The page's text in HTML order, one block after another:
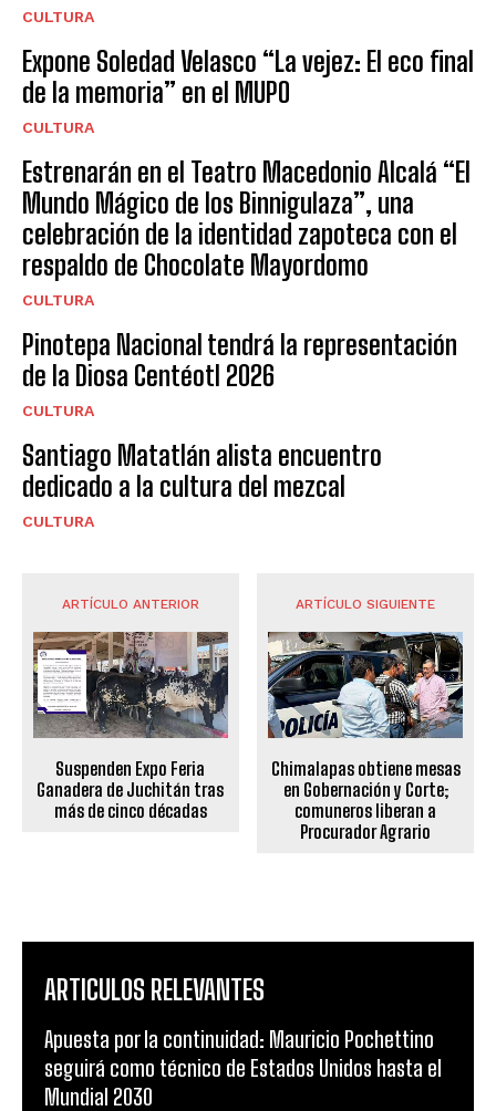
CULTURA
Expone Soledad Velasco “La vejez: El eco final
de la memoria” en el MUPO
CULTURA
Estrenarán en el Teatro Macedonio Alcalá “El
Mundo Mágico de los Binnigulaza”, una
celebración de la identidad zapoteca con el
respaldo de Chocolate Mayordomo
CULTURA
Pinotepa Nacional tendrá la representación
de la Diosa Centéotl 2026
CULTURA
Santiago Matatlán alista encuentro
dedicado a la cultura del mezcal
CULTURA
ARTÍCULO ANTERIOR
Suspenden Expo Feria
Ganadera de Juchitán tras
más de cinco décadas
ARTÍCULO SIGUIENTE
Chimalapas obtiene mesas
en Gobernación y Corte;
comuneros liberan a
Procurador Agrario
ARTICULOS RELEVANTES
Apuesta por la continuidad: Mauricio Pochettino
seguirá como técnico de Estados Unidos hasta el
Mundial 2030